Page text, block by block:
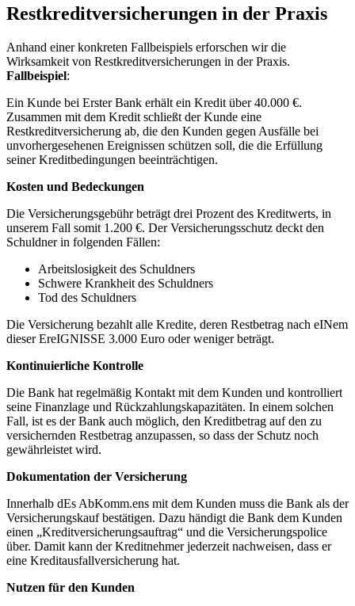
Restkreditversicherungen in der Praxis
Anhand⁤ einer konkreten Fallbeispiels erforschen wir die
Wirksamkeit von Restkreditversicherungen in‌ der Praxis.
Fallbeispiel:
Ein Kunde bei Erster Bank erhält‍ ein Kredit über 40.000 €.
Zusammen mit dem⁣ Kredit schließt⁢ der ⁤Kunde​ eine
Restkreditversicherung ab, die den⁢ Kunden gegen Ausfälle ‍bei ​
unvorhergesehenen Ereignissen schützen⁣ soll, die die Erfüllung
seiner Kreditbedingungen beeinträchtigen.
Kosten und Bedeckungen
Die Versicherungsgebühr‌ beträgt‍ drei Prozent des Kreditwerts, ⁣in
unserem Fall somit ⁢1.200 €. ‍Der ⁤Versicherungsschutz deckt ‍den
Schuldner in⁣ folgenden Fällen:
Arbeitslosigkeit des Schuldners
Schwere Krankheit des Schuldners
Tod ⁢des Schuldners
Die⁤ Versicherung bezahlt alle‍ Kredite, deren Restbetrag nach eINem‌
dieser EreIGNISSE 3.000 Euro oder weniger beträgt.⁢
Kontinuierliche Kontrolle
Die Bank ⁢hat⁣ regelmäßig Kontakt mit⁣ dem Kunden und kontrolliert
seine Finanzlage und Rückzahlungskapazitäten. In einem solchen
Fall, ist es der Bank ‌auch möglich, den Kreditbetrag auf den zu⁤
versichernden Restbetrag anzupassen, so⁢ dass der Schutz noch
‍gewährleistet wird.
Dokumentation der Versicherung
Innerhalb dEs AbKomm.ens mit dem Kunden muss die Bank als der
⁤Versicherungskauf bestätigen.⁣ Dazu händigt ‌die Bank dem Kunden
einen „Kreditversicherungsauftrag“ ⁤und die Versicherungspolice
über. Damit kann der Kreditnehmer jederzeit nachweisen, dass er
eine Kreditausfallversicherung‍ hat.
Nutzen für den Kunden